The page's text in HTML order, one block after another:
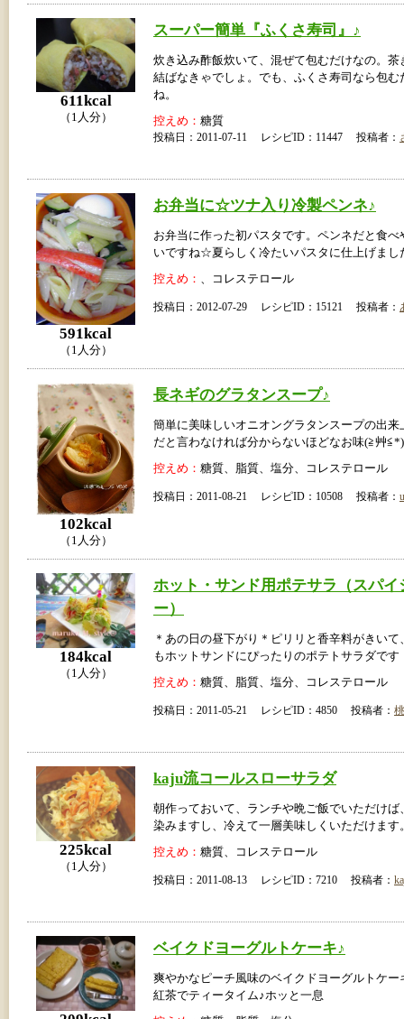
611kcal
（1人分）
スーパー簡単『ふくさ寿司』♪
炊き込み酢飯炊いて、混ぜて包むだけなの。茶
結ばなきゃでしょ。でも、ふくさ寿司なら包む
ね。
控えめ： 糖質
投稿日：2011-07-11 レシピID：11447 投稿者：
591kcal
（1人分）
お弁当に☆ツナ入り冷製ペンネ♪
お弁当に作った初パスタです。ペンネだと食べ
いですね☆夏らしく冷たいパスタに仕上げま
控えめ： 、コレステロール
投稿日：2012-07-29 レシピID：15121 投稿者：
102kcal
（1人分）
長ネギのグラタンスープ♪
簡単に美味しいオニオングラタンスープの出来
だと言わなければ分からないほどなお味(≧艸≦*)
控えめ： 糖質、脂質、塩分、コレステロール
投稿日：2011-08-21 レシピID：10508 投稿者：
184kcal
（1人分）
ホット・サンド用ポテサラ（スパイ
ー）
＊あの日の昼下がり＊ピリリと香辛料がきいて
もホットサンドにぴったりのポテトサラダです
控えめ： 糖質、脂質、塩分、コレステロール
投稿日：2011-05-21 レシピID：4850 投稿者：
225kcal
（1人分）
kaju流コールスローサラダ
朝作っておいて、ランチや晩ご飯でいただけば
染みますし、冷えて一層美味しくいただけます
控えめ： 糖質、コレステロール
投稿日：2011-08-13 レシピID：7210 投稿者：
ベイクドヨーグルトケーキ♪
爽やかなピーチ風味のベイクドヨーグルトケー
紅茶でティータイム♪ホッと一息